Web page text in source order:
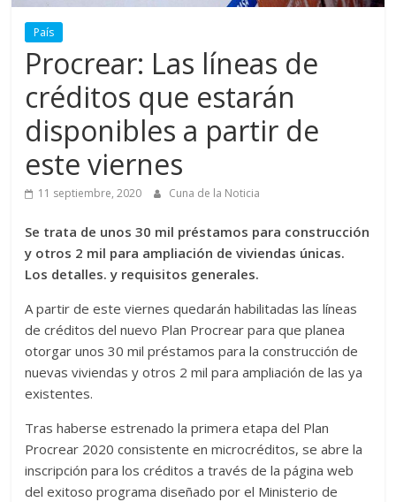
País
Procrear: Las líneas de
créditos que estarán
disponibles a partir de
este viernes
11 septiembre, 2020 Cuna de la Noticia
Se trata de unos 30 mil préstamos para construcción
y otros 2 mil para ampliación de viviendas únicas.
Los detalles. y requisitos generales.
A partir de este viernes quedarán habilitadas las líneas
de créditos del nuevo Plan Procrear para que planea
otorgar unos 30 mil préstamos para la construcción de
nuevas viviendas y otros 2 mil para ampliación de las ya
existentes.
Tras haberse estrenado la primera etapa del Plan
Procrear 2020 consistente en microcréditos, se abre la
inscripción para los créditos a través de la página web
del exitoso programa diseñado por el Ministerio de